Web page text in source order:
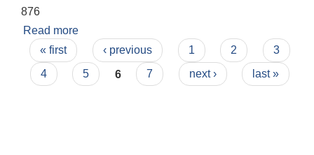
876
Read more
Pages
« first ‹ previous 1 2
3
4
5 6 7 next › last »